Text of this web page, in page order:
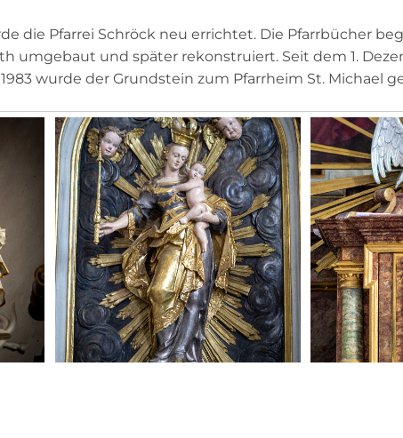
die Pfarrei Schröck neu errichtet. Die Pfarrbücher
umgebaut und später rekonstruiert. Seit dem 1.
wurde der Grundstein zum Pfarrheim St. Michael